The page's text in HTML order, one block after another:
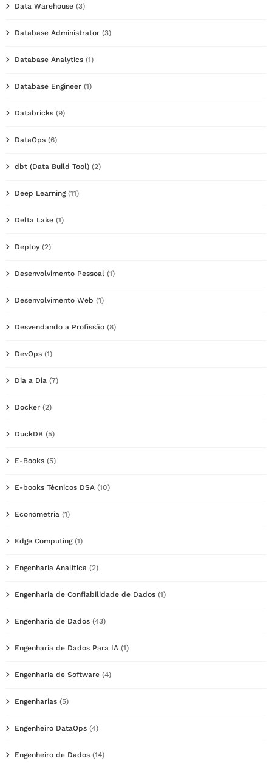
Data Warehouse (3)
Database Administrator (3)
Database Analytics (1)
Database Engineer (1)
Databricks (9)
DataOps (6)
dbt (Data Build Tool) (2)
Deep Learning(11)
Delta Lake (1)
Deploy (2)
Desenvolvimento Pessoal (1)
Desenvolvimento Web (1)
Desvendando a Profissão (8)
DevOps (1)
Dia a Dia (7)
Docker (2)
DuckDB (5)
E-Books (5)
E-books Técnicos DSA (10)
Econometria (1)
Edge Computing(1)
Engenharia Analítica (2)
Engenharia de Confiabilidade de Dados (1)
Engenharia de Dados (43)
Engenharia de Dados Para IA (1)
Engenharia de Software (4)
Engenharias (5)
Engenheiro DataOps (4)
Engenheiro de Dados (14)